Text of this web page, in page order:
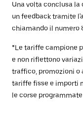
Una volta conclusa la
un feedback tramite
chiamando il numero
*Le tariffe campione
e non riflettono
traffico, promozioni o
tariffe fisse e importi
le corse